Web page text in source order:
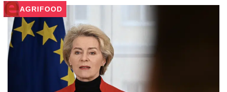
AGRIFOOD